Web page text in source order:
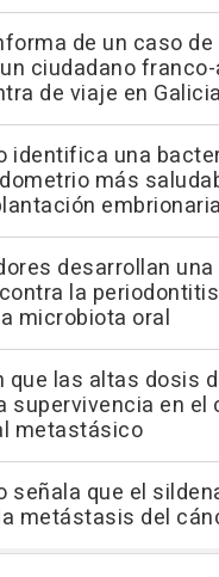
de un caso
ciudadano
de viaje en Galicia
identifica una
más
embrionaria
desarrollan
la
microbiota oral
que las altas dosis
supervivencia en el
metastásico
señala que el
metástasis del